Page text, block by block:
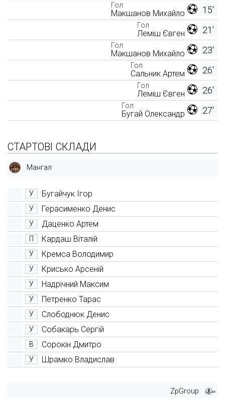
15'
Гол
Макшанов Михайло
21'
Гол
Леміш Євген
23'
Гол
Макшанов Михайло
26'
Гол
Сальник Артем
26'
Гол
Леміш Євген
27'
Гол
Бугай Олександр
СТАРТОВІ СКЛАДИ
Мангал
У Бугайчук Ігор
У Герасименко Денис
У Даценко Артем
П Кардаш Віталій
У Кремса Володимир
У Крисько Арсеній
У Надрічний Максим
У Петренко Тарас
У Слободнюк Денис
У Собакарь Сергій
В Сорокін Дмитро
У Шрамко Владислав
ZpGroup